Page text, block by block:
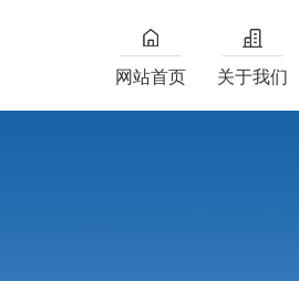
网站首页 关于我们